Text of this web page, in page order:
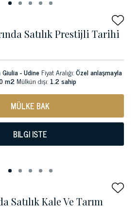
Satılık Prestijli Tarihi
- Udine Fiyat Aralığı:Özel anlaşmayla
m2 Mülkün dışı: 1.2 sahip
MÜLKE BAK
BILGI ISTE
Satılık Kale Ve Tarım